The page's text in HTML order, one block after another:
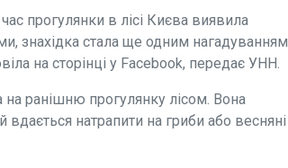
прогулянки в лісі Києва виявила
знахідка стала ще одним нагадуванням
на сторінці у Facebook, передає УНН.
ранішню прогулянку лісом. Вона
вдається натрапити на гриби або весняні